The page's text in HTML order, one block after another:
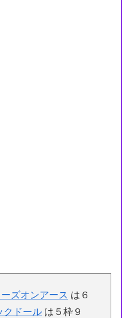
ズオンアース は６
クドール は５枠９